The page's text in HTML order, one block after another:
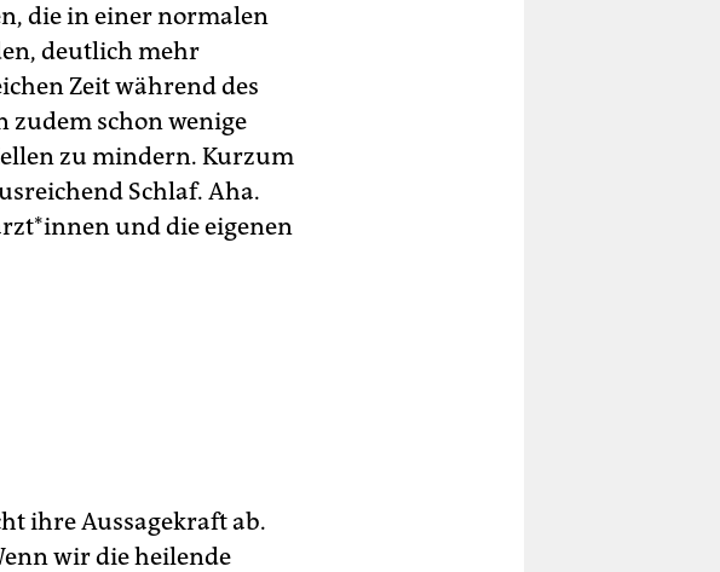
die in einer normalen
deutlich mehr
Zeit während des
zudem schon wenige
zu mindern. Kurzum
Schlaf. Aha.
und die eigenen
ihre Aussagekraft ab.
wir die heilende